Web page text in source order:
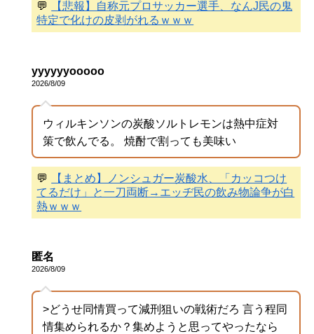
💬
【悲報】自称元プロサッカー選手、なんJ民の鬼
特定で化けの皮剥がれるｗｗｗ
yyyyyyooooo
2026/8/09
ウィルキンソンの炭酸ソルトレモンは熱中症対
策で飲んでる。 焼酎で割っても美味い
💬
【まとめ】ノンシュガー炭酸水、「カッコつけ
てるだけ」と一刀両断→エッヂ民の飲み物論争が白
熱ｗｗｗ
匿名
2026/8/09
>どうせ同情買って減刑狙いの戦術だろ 言う程同
情集められるか？集めようと思ってやったなら